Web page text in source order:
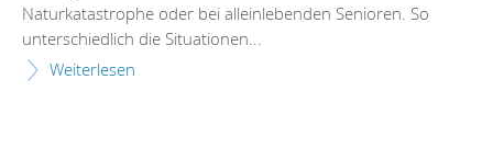
Naturkatastrophe oder bei alleinlebenden Senioren. So
unterschiedlich die Situationen...
Weiterlesen